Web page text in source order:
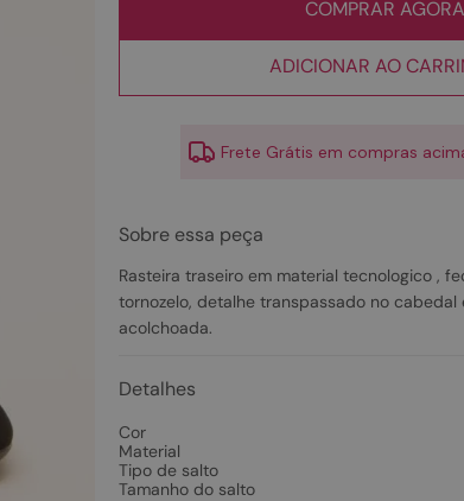
COMPRAR AGORA
ADICIONAR AO
Frete Grátis em compras
Sobre essa peça
Rasteira traseiro em material tecnologico ,
tornozelo, detalhe transpassado no cabedal
acolchoada.
Detalhes
Cor
Material
Tipo de salto
Tamanho do salto